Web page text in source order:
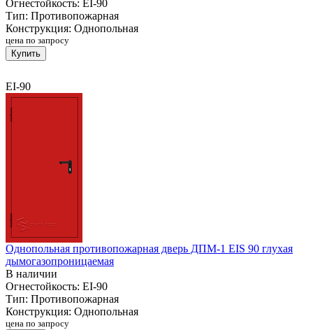
Огнестойкость: EI-90
Тип: Противопожарная
Конструкция: Однопольная
цена по запросу
Купить
EI-90
Однопольная противопожарная дверь ДПМ-1 EIS 90 глухая
дымогазопроницаемая
В наличии
Огнестойкость: EI-90
Тип: Противопожарная
Конструкция: Однопольная
цена по запросу